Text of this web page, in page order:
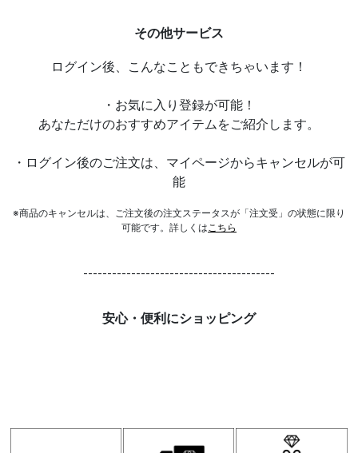
その他サービス
ログイン後、こんなこともできちゃいます！
・お気に入り登録が可能！
あなただけのおすすめアイテムをご紹介します。
・ログイン後のご注文は、マイページからキャンセルが可
能
※商品のキャンセルは、ご注文後の注文ステータスが「注文受」の状態に限り
可能です。詳しくは こちら
----------------------------------------
安心・便利にショッピング